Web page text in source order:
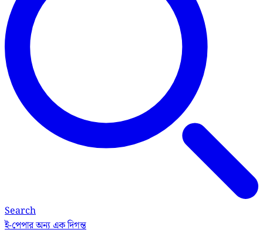
Search
ই-পেপারঅন্য এক দিগন্ত